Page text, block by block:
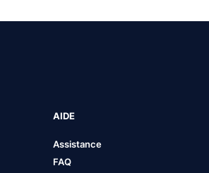
AIDE
Assistance
FAQ